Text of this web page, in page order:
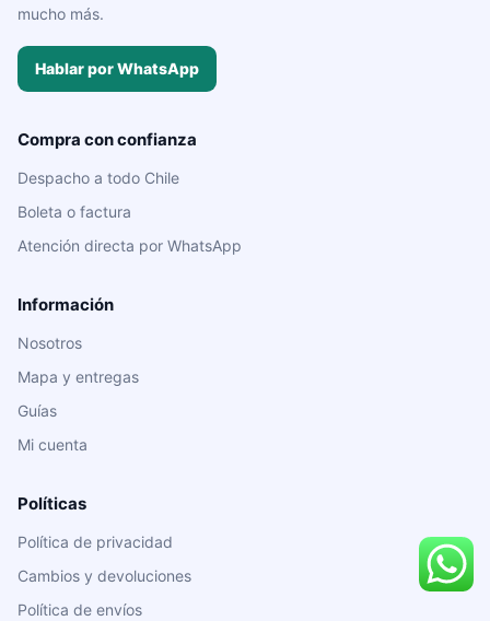
mucho más.
Hablar por WhatsApp
Compra con confianza
Despacho a todo Chile
Boleta o factura
Atención directa por WhatsApp
Información
Nosotros
Mapa y entregas
Guías
Mi cuenta
Políticas
Política de privacidad
Cambios y devoluciones
Política de envíos